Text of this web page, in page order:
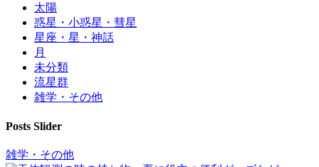
太陽
惑星・小惑星・彗星
星座・星・神話
月
未分類
流星群
雑学・その他
Posts Slider
雑学・その他